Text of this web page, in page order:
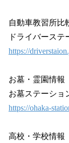
自動車教習所比
ドライバーステ
https://
お墓・霊園情報
お墓ステーショ
https://ohaka-
高校・学校情報